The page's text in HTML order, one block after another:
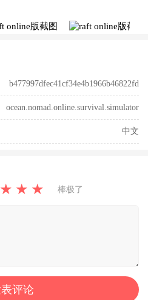
b477997dfec41cf34e4b1966b46822fd
ocean.nomad.online.survival.simulator
中文
★ ★ ★ 棒极了